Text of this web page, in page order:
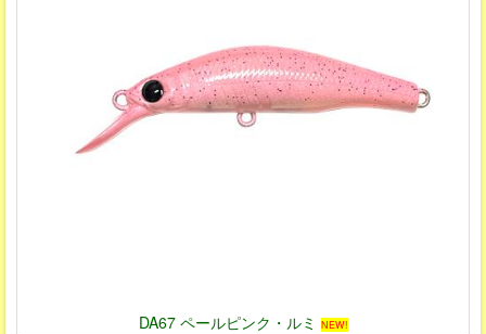
DA67 ペールピンク・ルミ NEW!